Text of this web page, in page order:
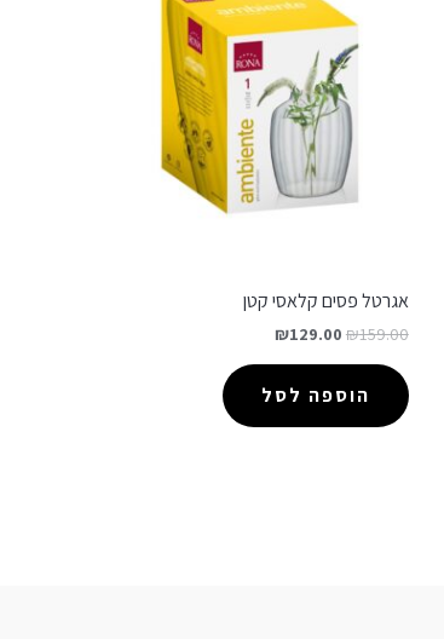
אגרטל פסים קלאסי קטן
₪159.00
₪129.00
הוספה לסל